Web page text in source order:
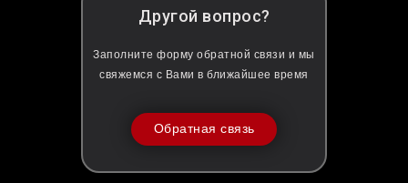
Другой вопрос?
Заполните форму обратной связи и мы
свяжемся с Вами в ближайшее время
Обратная связь